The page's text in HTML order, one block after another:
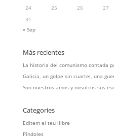
24
25 26 27
31
« Sep
Más recientes
La historia del comunismo contada
Galicia, un golpe sin cuartel, una
Son nuestros amos y nosotros sus
Categories
Editem el teu llibre
Píndoles